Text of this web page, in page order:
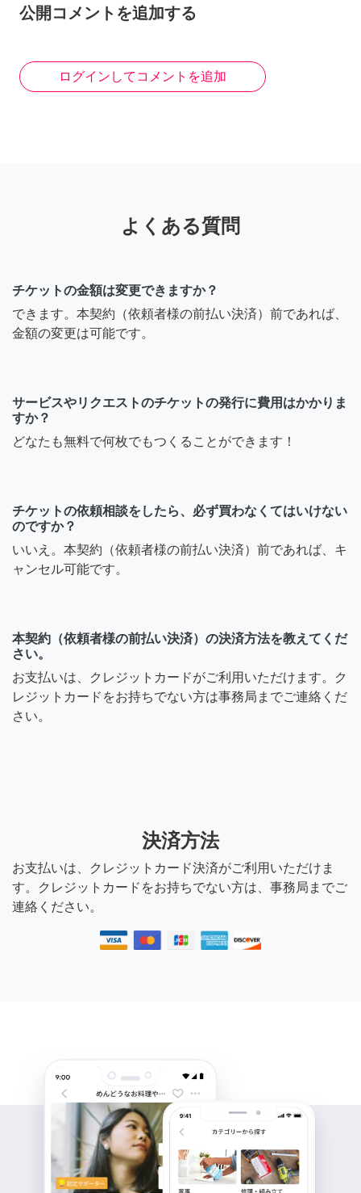
公開コメントを追加する
ログインしてコメントを追加
よくある質問
チケットの金額は変更できますか？
できます。本契約（依頼者様の前払い決済）前であれば、
金額の変更は可能です。
サービスやリクエストのチケットの発行に費用はかかりま
すか？
どなたも無料で何枚でもつくることができます！
チケットの依頼相談をしたら、必ず買わなくてはいけない
のですか？
いいえ。本契約（依頼者様の前払い決済）前であれば、キ
ャンセル可能です。
本契約（依頼者様の前払い決済）の決済方法を教えてくだ
さい。
お支払いは、クレジットカードがご利用いただけます。ク
レジットカードをお持ちでない方は事務局までご連絡くだ
さい。
決済方法
お支払いは、クレジットカード決済がご利用いただけま
す。クレジットカードをお持ちでない方は、事務局までご
連絡ください。